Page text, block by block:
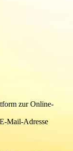
zur Online-
Mail-Adresse